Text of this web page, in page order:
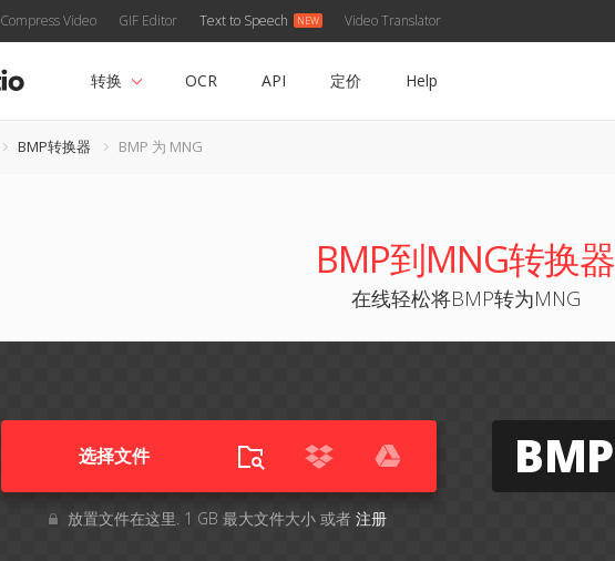
Compress Video GIF Editor Text to Speech Video Translator
转换 OCR API 定价 Help
BMP转换器 BMP 为 MNG
BMP到MNG转换器
在线轻松将BMP转为MNG
选择文件
放置文件在这里. 1 GB 最大文件大小 或者 注册
BMP